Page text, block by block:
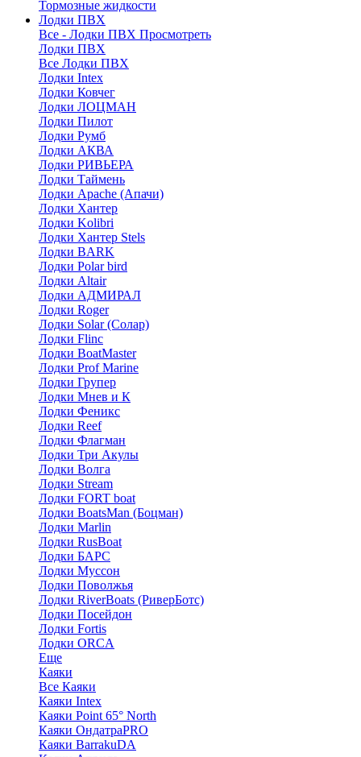
Тормозные жидкости
Лодки ПВХ
Все - Лодки ПВХ Просмотреть
Лодки ПВХ
Все Лодки ПВХ
Лодки Intex
Лодки Ковчег
Лодки ЛОЦМАН
Лодки Пилот
Лодки Румб
Лодки АКВА
Лодки РИВЬЕРА
Лодки Таймень
Лодки Apache (Апачи)
Лодки Хантер
Лодки Kolibri
Лодки Хантер Stels
Лодки BARK
Лодки Polar bird
Лодки Altair
Лодки АДМИРАЛ
Лодки Roger
Лодки Solar (Солар)
Лодки Flinc
Лодки BoatMaster
Лодки Prof Marine
Лодки Групер
Лодки Мнев и К
Лодки Феникс
Лодки Reef
Лодки Флагман
Лодки Три Акулы
Лодки Волга
Лодки Stream
Лодки FORT boat
Лодки BoatsMan (Боцман)
Лодки Marlin
Лодки RusBoat
Лодки БАРС
Лодки Муссон
Лодки Поволжья
Лодки RiverBoats (РиверБотс)
Лодки Посейдон
Лодки Fortis
Лодки ORCA
Еще
Каяки
Все Каяки
Каяки Intex
Каяки Point 65° North
Каяки ОндатраPRO
Каяки BarrakuDA